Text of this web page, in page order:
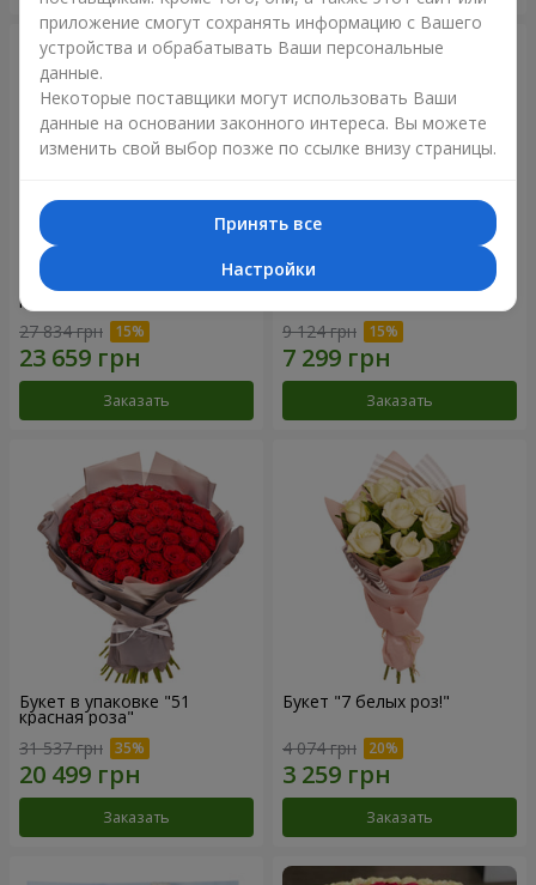
Микс "Планета роз" из 51
кустовой розы
27 834 грн
Заказать
Букет "Очарование" с
9 124 грн
Заказать
Букет в упаковке "51
красная роза"
31 537 грн
Заказать
Букет "7 белых роз!"
4 074 грн
Заказать
приложение смогут сохранять информацию с Вашего
устройства и обрабатывать Ваши персональные
данные.
Некоторые поставщики могут использовать Ваши
данные на основании законного интереса. Вы можете
изменить свой выбор позже по ссылке внизу страницы.
Принять все
Настройки